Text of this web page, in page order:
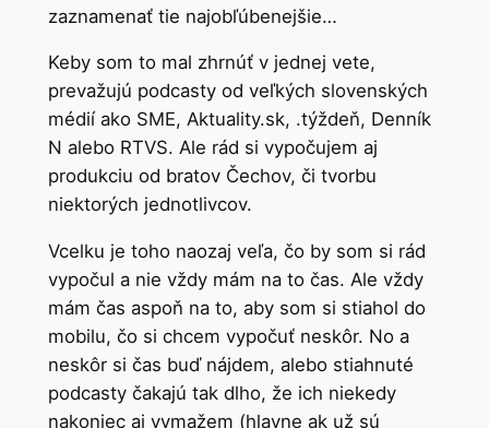
zaznamenať tie najobľúbenejšie…
Keby som to mal zhrnúť v jednej vete,
prevažujú podcasty od veľkých slovenských
médií ako SME, Aktuality.sk, .týždeň, Denník
N alebo RTVS. Ale rád si vypočujem aj
produkciu od bratov Čechov, či tvorbu
niektorých jednotlivcov.
Vcelku je toho naozaj veľa, čo by som si rád
vypočul a nie vždy mám na to čas. Ale vždy
mám čas aspoň na to, aby som si stiahol do
mobilu, čo si chcem vypočuť neskôr. No a
neskôr si čas buď nájdem, alebo stiahnuté
podcasty čakajú tak dlho, že ich niekedy
nakoniec aj vymažem (hlavne ak už sú